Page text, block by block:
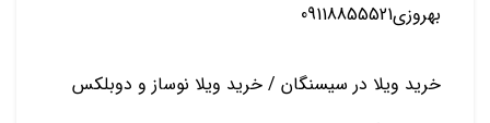
بهروزی09118855521
خرید ویلا در سیسنگان / خرید ویلا نوساز و دوبلکس